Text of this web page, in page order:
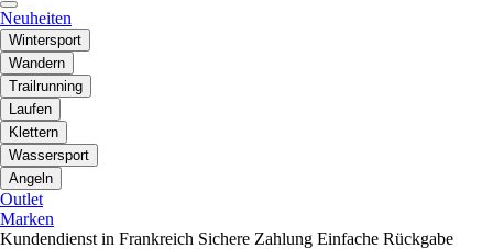
Neuheiten
Wintersport
Wandern
Trailrunning
Laufen
Klettern
Wassersport
Angeln
Outlet
Marken
Kundendienst in Frankreich Sichere Zahlung Einfache Rückgabe